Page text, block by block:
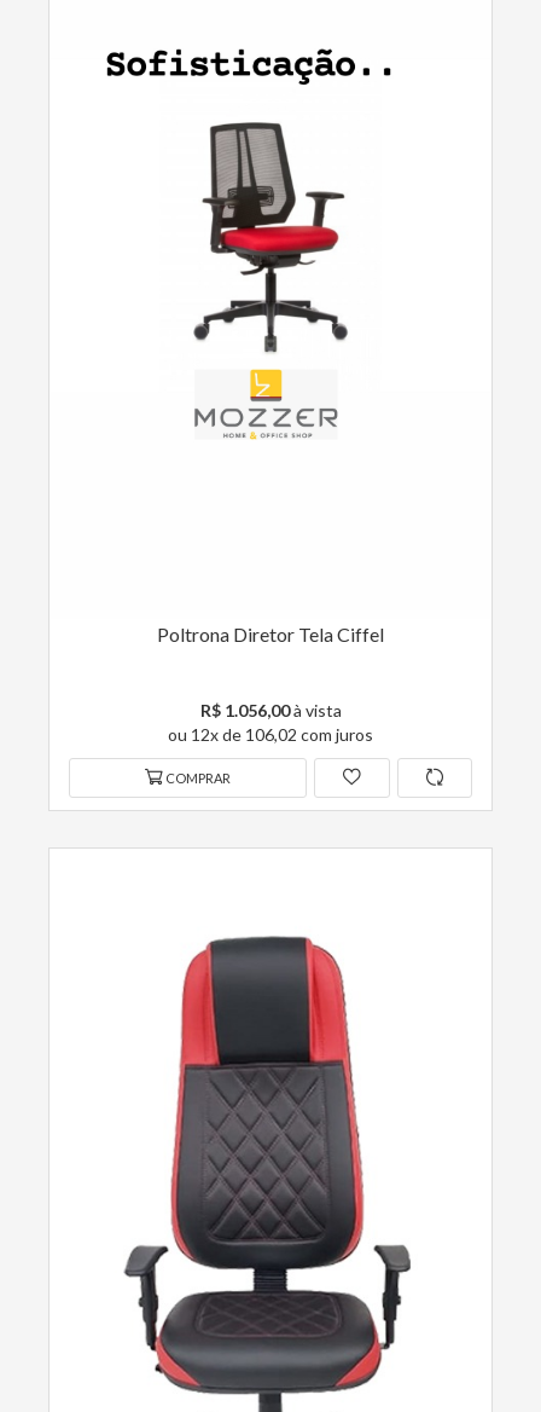
Poltrona Diretor Tela Ciffel
R$ 1.056,00à vista
ou 12x de 106,02 com juros
COMPRAR